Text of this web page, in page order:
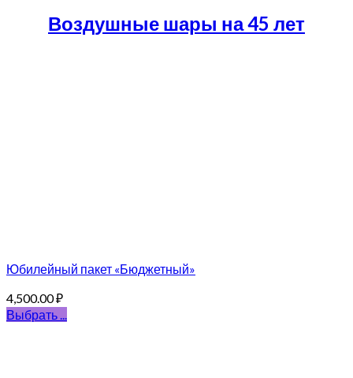
Воздушные шары на 45 лет
Юбилейный пакет «Бюджетный»
4,500.00₽
Выбрать ...